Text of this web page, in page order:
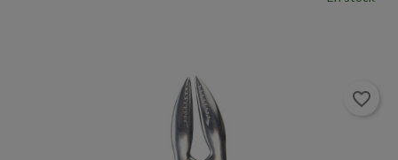
favorite_border